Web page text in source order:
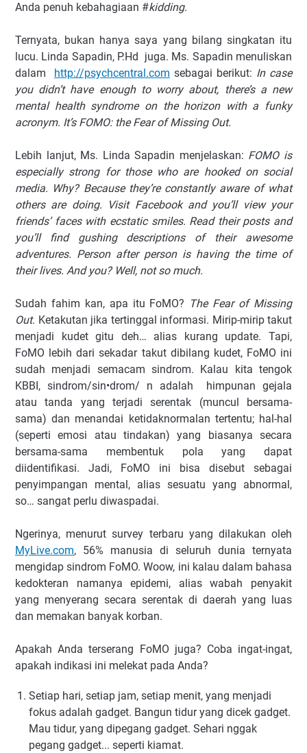
Anda penuh kebahagiaan #kidding.
Ternyata, bukan hanya saya yang bilang singkatan itu
lucu. Linda Sapadin, P.Hd juga. Ms. Sapadin menuliskan
dalam http://psychcentral.com sebagai berikut: In case
you didn’t have enough to worry about, there’s a new
mental health syndrome on the horizon with a funky
acronym. It’s FOMO: the Fear of Missing Out.
Lebih lanjut, Ms. Linda Sapadin menjelaskan: FOMO is
especially strong for those who are hooked on social
media. Why? Because they’re constantly aware of what
others are doing. Visit Facebook and you’ll view your
friends’ faces with ecstatic smiles. Read their posts and
you’ll find gushing descriptions of their awesome
adventures. Person after person is having the time of
their lives. And you? Well, not so much.
Sudah fahim kan, apa itu FoMO? The Fear of Missing
Out. Ketakutan jika tertinggal informasi. Mirip-mirip takut
menjadi kudet gitu deh… alias kurang update. Tapi,
FoMO lebih dari sekadar takut dibilang kudet, FoMO ini
sudah menjadi semacam sindrom. Kalau kita tengok
KBBI, sindrom/sin•drom/ n adalah himpunan gejala
atau tanda yang terjadi serentak (muncul bersama-
sama) dan menandai ketidaknormalan tertentu; hal-hal
(seperti emosi atau tindakan) yang biasanya secara
bersama-sama membentuk pola yang dapat
diidentifikasi. Jadi, FoMO ini bisa disebut sebagai
penyimpangan mental, alias sesuatu yang abnormal,
so… sangat perlu diwaspadai.
Ngerinya, menurut survey terbaru yang dilakukan oleh
MyLive.com, 56% manusia di seluruh dunia ternyata
mengidap sindrom FoMO. Woow, ini kalau dalam bahasa
kedokteran namanya epidemi, alias wabah penyakit
yang menyerang secara serentak di daerah yang luas
dan memakan banyak korban.
Apakah Anda terserang FoMO juga? Coba ingat-ingat,
apakah indikasi ini melekat pada Anda?
Setiap hari, setiap jam, setiap menit, yang menjadi
fokus adalah gadget. Bangun tidur yang dicek gadget.
Mau tidur, yang dipegang gadget. Sehari nggak
pegang gadget... seperti kiamat.